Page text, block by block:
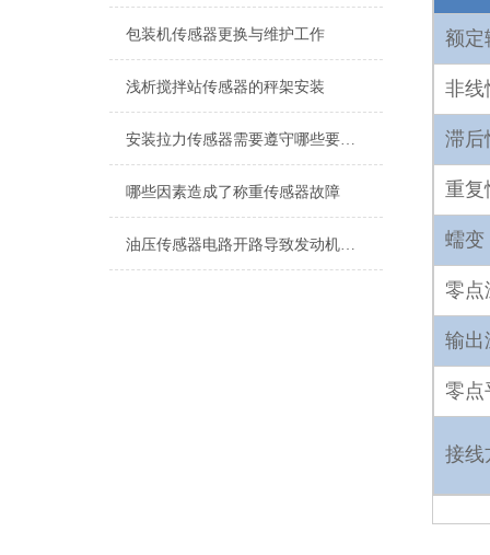
包装机传感器更换与维护工作
浅析搅拌站传感器的秤架安装
安装拉力传感器需要遵守哪些要求？
哪些因素造成了称重传感器故障
油压传感器电路开路导致发动机无法起动
额定
非线
滞后
重复
蠕变
零点
输出
零点
接线